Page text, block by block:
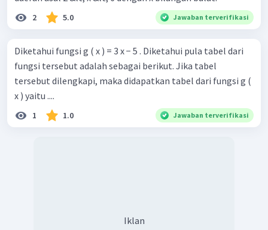
2 5.0 Jawaban terverifikasi
Diketahui fungsi g ( x ) = 3 x − 5 . Diketahui pula tabel dari
fungsi tersebut adalah sebagai berikut. Jika tabel
tersebut dilengkapi, maka didapatkan tabel dari fungsi g (
x ) yaitu ....
1 1.0 Jawaban terverifikasi
Iklan